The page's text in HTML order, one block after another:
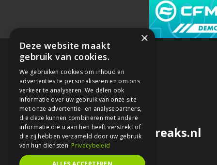
redactie@motorfreaks.nl
×
Deze website maakt
gebruik van cookies.
We gebruiken cookies om inhoud en
advertenties te personaliseren en om ons
verkeer te analyseren. We delen ook
informatie over uw gebruik van onze site
met onze advertentie- en analysepartners,
die deze kunnen combineren met andere
informatie die u aan hen heeft verstrekt of
die zij hebben verzameld door uw gebruik
van hun diensten. Privacybeleid